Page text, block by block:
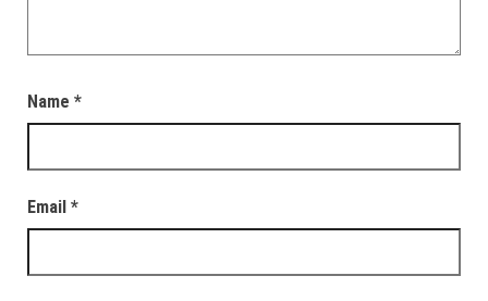
Name *
Email *